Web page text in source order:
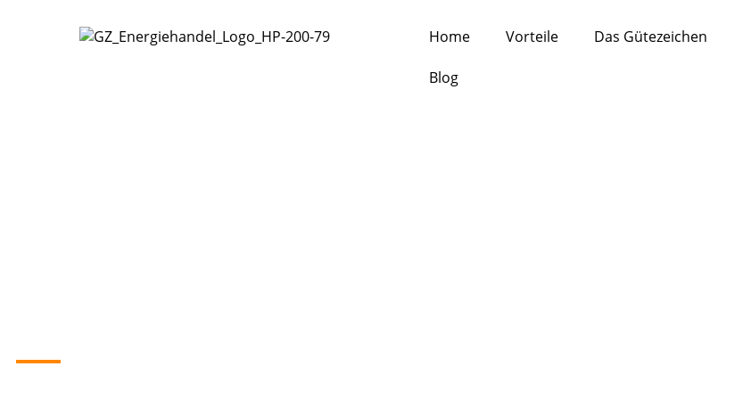
Home Vorteile Das Gütezeichen
Blog